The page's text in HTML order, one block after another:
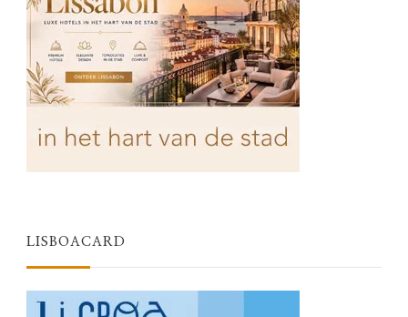
LISBOACARD